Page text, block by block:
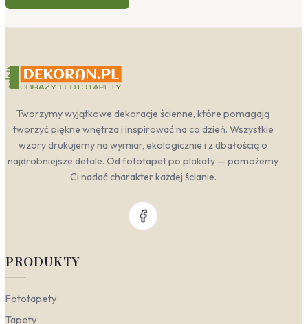
Tworzymy wyjątkowe dekoracje ścienne, które pomagają
tworzyć piękne wnętrza i inspirować na co dzień. Wszystkie
wzory drukujemy na wymiar, ekologicznie i z dbałością o
najdrobniejsze detale. Od fototapet po plakaty — pomożemy
Ci nadać charakter każdej ścianie.
PRODUKTY
Fototapety
Tapety